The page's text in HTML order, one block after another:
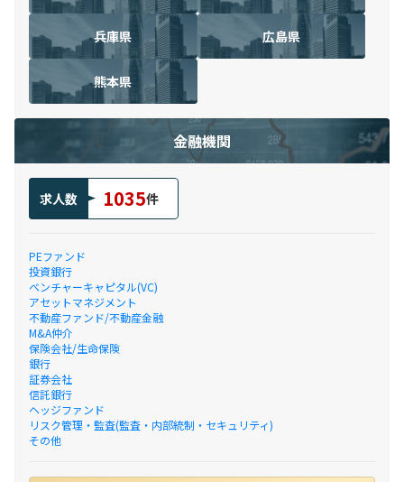
兵庫県 広島県
熊本県
金融機関
求人数 1035件
PEファンド
投資銀行
ベンチャーキャピタル(VC)
アセットマネジメント
不動産ファンド/不動産金融
M&A仲介
保険会社/生命保険
銀行
証券会社
信託銀行
ヘッジファンド
リスク管理・監査(監査・内部統制・セキュリティ)
その他